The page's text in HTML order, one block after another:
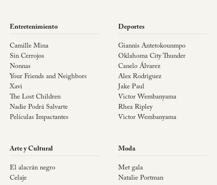
Entretenimiento
Camille Mina
Sin Cerrojos
Nonnas
Your Friends and Neighbors
Xavi
The Lost Children
Nadie Podrá Salvarte
Películas Impactantes
Deportes
Giannis Antetokounmpo
Oklahoma City Thunder
Canelo Álvarez
Alex Rodriguez
Jake Paul
Victor Wembanyama
Rhea Ripley
Victor Wembanyama
Arte y Cultural
El alacrán negro
Celaje
Moda
Met gala
Natalie Portman